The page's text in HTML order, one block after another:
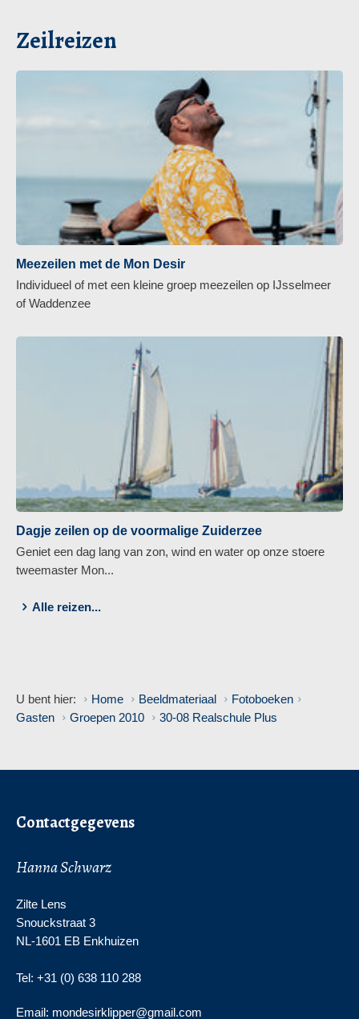
Zeilreizen
Alle reizen...
Meezeilen met de Mon Desir
Individueel of met een kleine groep meezeilen op IJsselmeer
of Waddenzee
Dagje zeilen op de voormalige Zuiderzee
Geniet een dag lang van zon, wind en water op onze stoere
tweemaster Mon...
U bent hier: Home Beeldmateriaal
Fotoboeken
Gasten
Groepen 2010 30-08 Realschule Plus
Contactgegevens
Hanna Schwarz
Zilte Lens
Snouckstraat 3
NL-1601 EB Enkhuizen
Tel: +31 (0) 638 110 288
Email: mondesirklipper@gmail.com